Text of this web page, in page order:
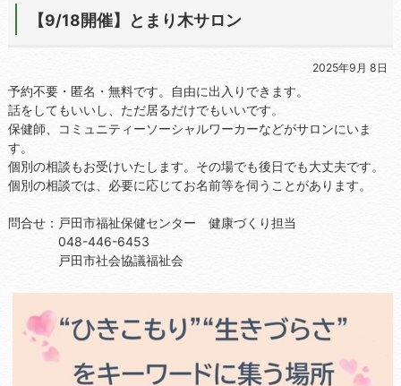
【9/18開催】とまり木サロン
2025年9月 8日
予約不要・匿名・無料です。自由に出入りできます。
話をしてもいいし、ただ居るだけでもいいです。
保健師、コミュニティーソーシャルワーカーなどがサロンにいま
す。
個別の相談もお受けいたします。その場でも後日でも大丈夫です。
個別の相談では、必要に応じてお名前等を伺うことがあります。
問合せ：戸田市福祉保健センター 健康づくり担当
048-446-6453
戸田市社会協議福祉会